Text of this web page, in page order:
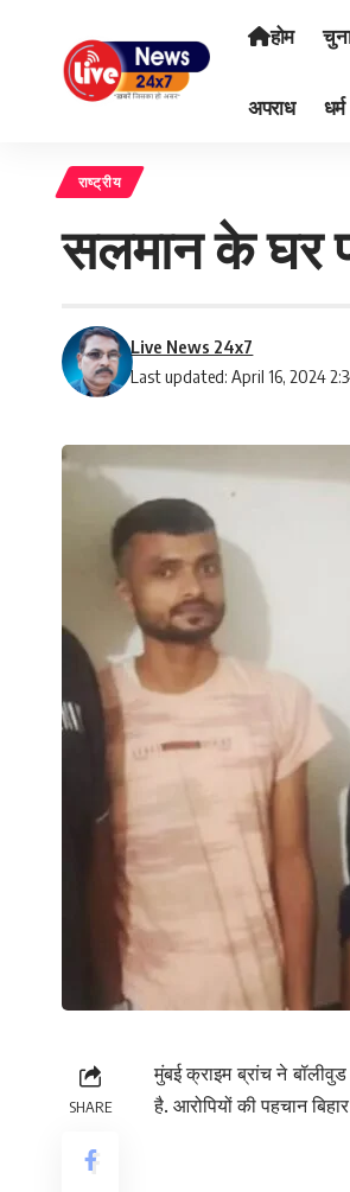
होम
अपराध धर्म
राष्ट्रीय
सलमान के घर
Last updated: April 16, 2024
Live News 24x7
SHARE
मुंबई क्राइम ब्रांच ने
है. आरोपियों की पहचान